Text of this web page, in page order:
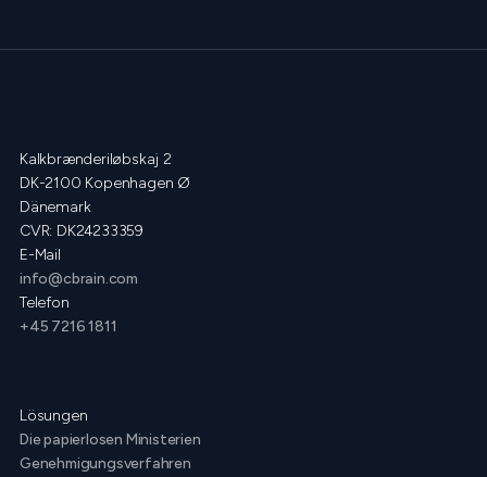
Kalkbrænderiløbskaj 2
DK-2100 Kopenhagen Ø
Dänemark
CVR: DK24233359
E-Mail
info@cbrain.com
Telefon
+45 7216 1811
Lösungen
Die papierlosen Ministerien
Genehmigungsverfahren